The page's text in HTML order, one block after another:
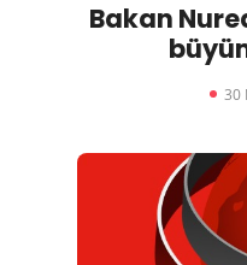
Bakan
30